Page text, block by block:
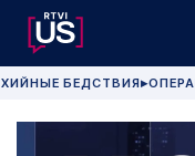
БЕДСТВИЯ▶